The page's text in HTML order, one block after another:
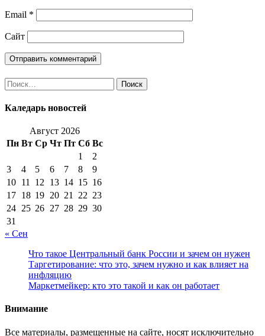
Email *
Сайт
Найти:
Каледарь новостей
Август 2026
Пн Вт Ср Чт Пт Сб Вс
1
2
3
4 5 6 7 8
9
10 11 12 13 14 15 16
17 18 19 20 21 22 23
24 25 26 27 28 29 30
31
« Сен
Что такое Центральный банк России и зачем он нужен
Таргетирование: что это, зачем нужно и как влияет на
инфляцию
Маркетмейкер: кто это такой и как он работает
Внимание
Все материалы, размещенные на сайте, носят исключительно